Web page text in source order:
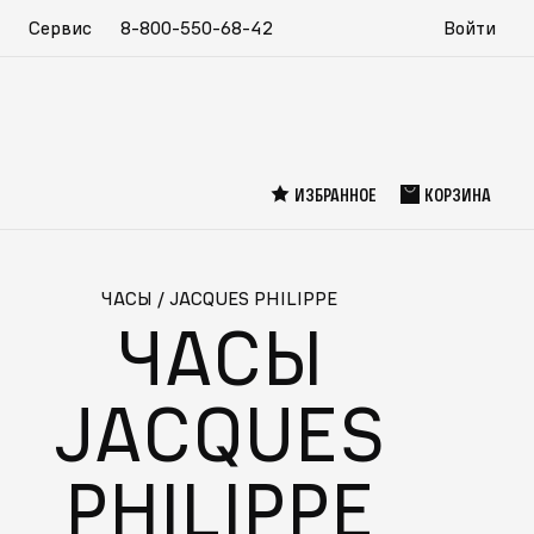
Сервис 8-800-550-68-42 Войти
ИЗБРАННОЕ КОРЗИНА
ЧАСЫ / JACQUES PHILIPPE
ЧАСЫ
JACQUES
PHILIPPE